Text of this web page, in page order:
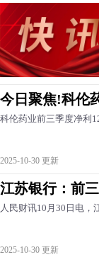
今日聚焦!科伦
科伦药业前三季度净利
2025-10-30 更新
江苏银行：前
人民财讯10月30日电，
2025-10-30 更新